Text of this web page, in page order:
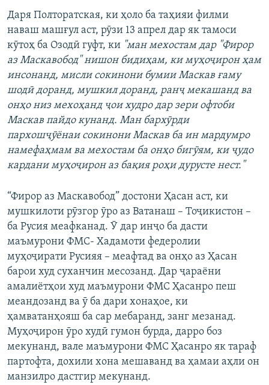
Даря Полторатская, ки ҳоло ба таҳияи филми
наваш машғул аст, рӯзи 13 апрел дар як тамоси
кӯтоҳ ба Озодӣ гуфт, ки "ман мехостам дар "Фирор
аз Маскавобод" нишон бидиҳам, ки муҳоҷирон ҳам
инсонанд, мисли сокинони бумии Маскав ғаму
шодӣ доранд, мушкил доранд, ранҷ мекашанд ва
онҳо низ мехоҳанд ҷои худро дар зери офтоби
Маскав пайдо кунанд. Ман бархӯрди
пархошҷӯёнаи сокинони Маскав ба ин мардумро
намефаҳмам ва мехостам ба онҳо бигӯям, ки ҷудо
кардани муҳоҷирон аз бақия роҳи дурусте нест."
“Фирор аз Маскавобод” достони Ҳасан аст, ки
мушкилоти рӯзгор ӯро аз Ватанаш – Тоҷикистон –
ба Русия меафканад. Ӯ дар инҷо ба дасти
маъмурони ФМС- Хадамоти федеролии
муҳоҷирати Русияя – меафтад ва онҳо аз Ҳасан
барои худ суханчин месозанд. Дар ҷараёни
амалиётҳои худ маъмурони ФМС Ҳасанро пеш
меандозанд ва ӯ ба дари хонаҳое, ки
ҳамватанҳояш ба сар мебаранд, занг мезанад.
Муҳоҷирон ӯро худӣ гумон бурда, дарро боз
мекунанд, вале маъмурони ФМС Ҳасанро як тараф
партофта, дохили хона мешаванд ва ҳамаи аҳли он
манзилро дастгир мекунанд.